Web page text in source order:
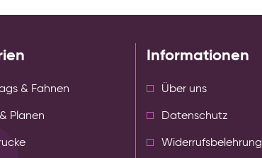
& Fahnen
Planen
Informationen
Über uns
Datenschutz
Widerrufsbelehrung